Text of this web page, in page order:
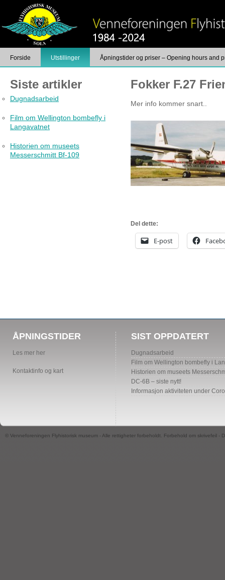
Forside Utstillinger Åpningstider og priser – Opening hours and
Siste artikler
Dugnadsarbeid
Film om Wellington bombefly i
Langavatnet
Historien om museets
Messerschmitt Bf-109
Fokker F.27
Mer info kommer snart..
Del dette:
E-post
ÅPNINGSTIDER
Les mer her
Kontaktinfo og kart
SIST OPPDATERT
Dugnadsarbeid
Film om Wellington bombefly i
Historien om museets
DC-6B – siste nytt!
Informasjon aktiviteten under
© Venneforeningen Flyhistorisk museum - Alle rettigheter forbeholdt. Forbehold om skrivefeil -